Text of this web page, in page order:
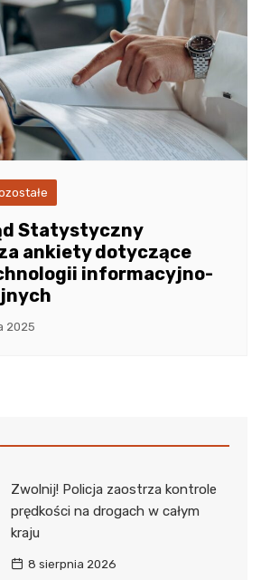
Statystyczny
ankiety dotyczące
informacyjno-
2025
Zwolnij! Policja zaostrza kontrole
prędkości na drogach w całym
kraju
8 sierpnia 2026